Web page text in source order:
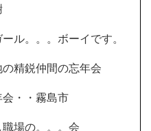
ル。。。ボーイです。
精鋭仲間の忘年会
・・霧島市
場の。。。会